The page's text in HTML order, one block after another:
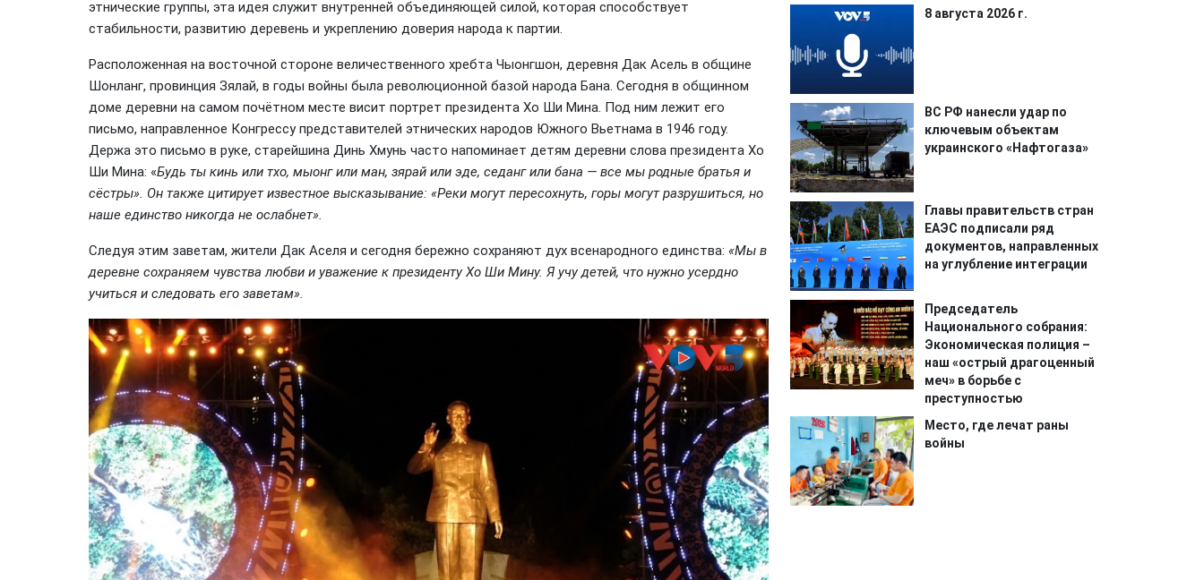
этнические группы, эта идея служит внутренней объединяющей силой, которая способствует
стабильности, развитию деревень и укреплению доверия народа к партии.
Расположенная на восточной стороне величественного хребта Чыонгшон, деревня Дак Асель в общине
Шонланг, провинция Зялай, в годы войны была революционной базой народа Бана. Сегодня в общинном
доме деревни на самом почётном месте висит портрет президента Хо Ши Мина. Под ним лежит его
письмо, направленное Конгрессу представителей этнических народов Южного Вьетнама в 1946 году.
Держа это письмо в руке, старейшина Динь Хмунь часто напоминает детям деревни слова президента Хо
Ши Мина: «Будь ты кинь или тхо, мыонг или ман, зярай или эде, седанг или бана — все мы родные братья и
сёстры». Он также цитирует известное высказывание: «Реки могут пересохнуть, горы могут разрушиться, но
наше единство никогда не ослабнет».
Следуя этим заветам, жители Дак Аселя и сегодня бережно сохраняют дух всенародного единства: «Мы в
деревне сохраняем чувства любви и уважение к президенту Хо Ши Мину. Я учу детей, что нужно усердно
учиться и следовать его заветам».
8 августа 2026 г.
ВС РФ нанесли удар по
ключевым объектам
украинского «Нафтогаза»
Главы правительств стран
ЕАЭС подписали ряд
документов, направленных
на углубление интеграции
Председатель
Национального собрания:
Экономическая полиция –
наш «острый драгоценный
меч» в борьбе с
преступностью
Место, где лечат раны
войны